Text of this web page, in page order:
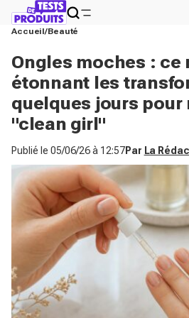
Accueil Beauté
Ongles moches : ce
étonnant les
quelques jours pour
"clean girl"
Publié le 05/06/26 à 12:57Par La